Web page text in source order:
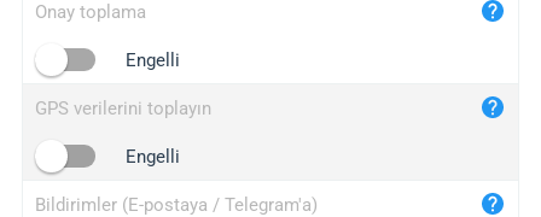
yip.su
iplogger.info
Onay toplama
Engelli
GPS verilerini toplayın
Engelli
Bildirimler (E-postaya / Telegram'a)